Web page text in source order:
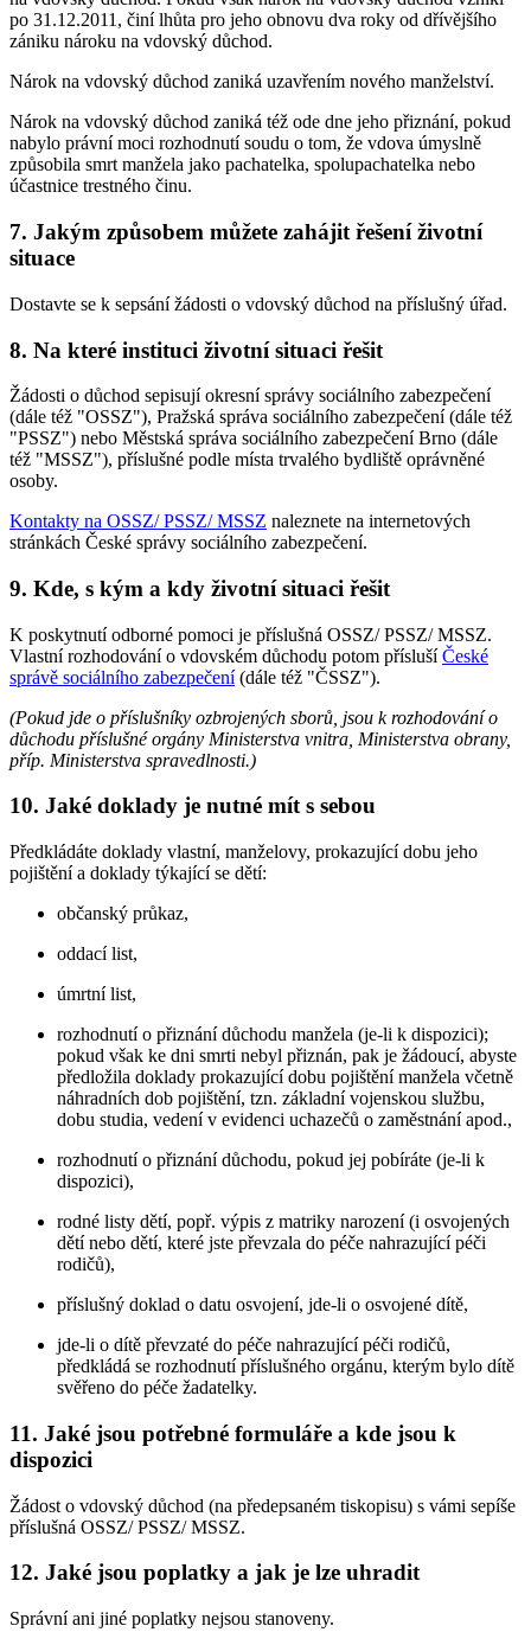
po 31.12.2011, činí lhůta pro jeho obnovu dva roky od dřívějšího
zániku nároku na vdovský důchod.
Nárok na vdovský důchod zaniká uzavřením nového manželství.
Nárok na vdovský důchod zaniká též ode dne jeho přiznání, pokud
nabylo právní moci rozhodnutí soudu o tom, že vdova úmyslně
způsobila smrt manžela jako pachatelka, spolupachatelka nebo
účastnice trestného činu.
7. Jakým způsobem můžete zahájit řešení životní
situace
Dostavte se k sepsání žádosti o vdovský důchod na příslušný úřad.
8. Na které instituci životní situaci řešit
Žádosti o důchod sepisují okresní správy sociálního zabezpečení
(dále též "OSSZ"), Pražská správa sociálního zabezpečení (dále též
"PSSZ") nebo Městská správa sociálního zabezpečení Brno (dále
též "MSSZ"), příslušné podle místa trvalého bydliště oprávněné
osoby.
Kontakty na OSSZ/ PSSZ/ MSSZ naleznete na internetových
stránkách České správy sociálního zabezpečení.
9. Kde, s kým a kdy životní situaci řešit
K poskytnutí odborné pomoci je příslušná OSSZ/ PSSZ/ MSSZ.
Vlastní rozhodování o vdovském důchodu potom příslušíČeské
správě sociálního zabezpečení(dále též "ČSSZ").
(Pokud jde o příslušníky ozbrojených sborů, jsou k rozhodování o
důchodu příslušné orgány Ministerstva vnitra, Ministerstva obrany,
příp. Ministerstva spravedlnosti.)
10. Jaké doklady je nutné mít s sebou
Předkládáte doklady vlastní, manželovy, prokazující dobu jeho
pojištění a doklady týkající se dětí:
občanský průkaz,
oddací list,
úmrtní list,
rozhodnutí o přiznání důchodu manžela (je-li k dispozici);
pokud však ke dni smrti nebyl přiznán, pak je žádoucí, abyste
předložila doklady prokazující dobu pojištění manžela včetně
náhradních dob pojištění, tzn. základní vojenskou službu,
dobu studia, vedení v evidenci uchazečů o zaměstnání apod.,
rozhodnutí o přiznání důchodu, pokud jej pobíráte (je-li k
dispozici),
rodné listy dětí, popř. výpis z matriky narození (i osvojených
dětí nebo dětí, které jste převzala do péče nahrazující péči
rodičů),
příslušný doklad o datu osvojení, jde-li o osvojené dítě,
jde-li o dítě převzaté do péče nahrazující péči rodičů,
předkládá se rozhodnutí příslušného orgánu, kterým bylo dítě
svěřeno do péče žadatelky.
11. Jaké jsou potřebné formuláře a kde jsou k
dispozici
Žádost o vdovský důchod (na předepsaném tiskopisu) s vámi sepíše
příslušná OSSZ/ PSSZ/ MSSZ.
12. Jaké jsou poplatky a jak je lze uhradit
Správní ani jiné poplatky nejsou stanoveny.